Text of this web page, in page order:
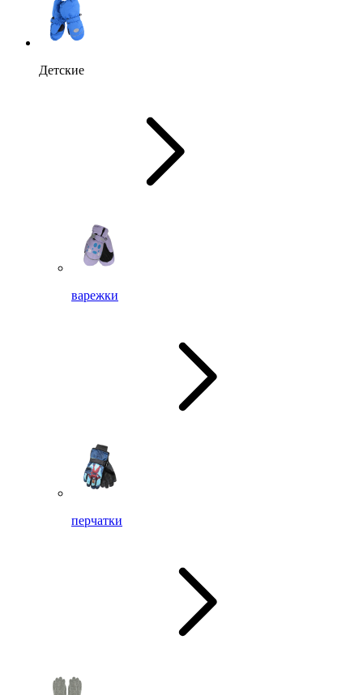
Детские
варежки
перчатки